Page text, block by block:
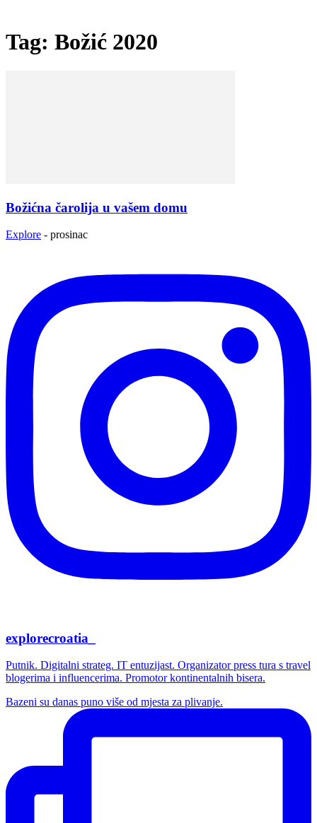
Tag: Božić 2020
Božićna čarolija u vašem domu
Explore - prosinac
explorecroatia_
Putnik. Digitalni strateg. IT entuzijast. Organizator press tura s travel
blogerima i influencerima. Promotor kontinentalnih bisera.
Bazeni su danas puno više od mjesta za plivanje.